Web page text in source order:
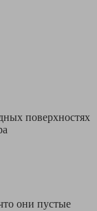
поверхностях
они пустые